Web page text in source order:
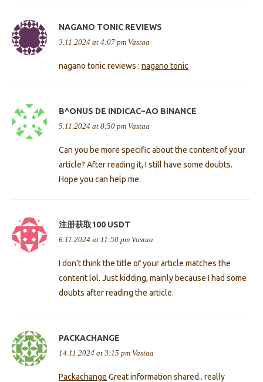
NAGANO TONIC REVIEWS
3.11.2024 at 4:07 pm Vastaa
nagano tonic reviews : nagano tonic
B^ONUS DE INDICAC~AO BINANCE
5.11.2024 at 8:50 pm Vastaa
Can you be more specific about the content of your
article? After reading it, I still have some doubts.
Hope you can help me.
注册获取100 USDT
6.11.2024 at 11:50 pm Vastaa
I don’t think the title of your article matches the
content lol. Just kidding, mainly because I had some
doubts after reading the article.
PACKACHANGE
14.11.2024 at 3:15 pm Vastaa
Packachange Great information shared.. really